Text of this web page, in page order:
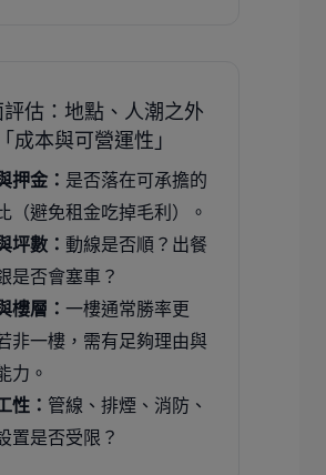
評估：地點、人潮之外
成本與可營運性」
押金： 是否落在可承擔的
（避免租金吃掉毛利）。
坪數： 動線是否順？出餐
是否會塞車？
樓層： 一樓通常勝率更
非一樓，需有足夠理由與
力。
性： 管線、排煙、消防、
置是否受限？